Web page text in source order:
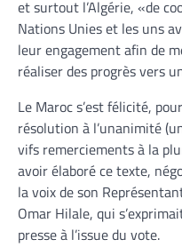
et surtout l’Algérie, «de
Nations Unies et les uns
leur engagement afin de
réaliser des progrès vers
Le Maroc s’est félicité,
résolution à l’unanimité
vifs remerciements à la
avoir élaboré ce texte,
la voix de son
Omar Hilale, qui
presse à l’issue du vote.